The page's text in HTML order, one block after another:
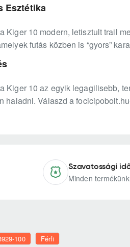
Esztétika
Kiger 10 modern, letisztult trail
futás közben is “gyors”
Kiger 10 az egyik legagilisebb,
haladni. Válaszd a
Szavatossági
Minden
100 Férfi